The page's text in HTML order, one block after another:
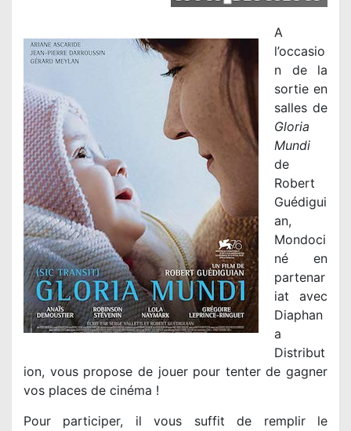
A
l’occasio
n de la
sortie en
salles de
Gloria
Mundi
de
Robert
Guédigui
an,
Mondoci
né en
partenar
iat avec
Diaphan
a
Distribut
ion, vous propose de jouer pour tenter de gagner
vos places de cinéma !
Pour participer, il vous suffit de remplir le